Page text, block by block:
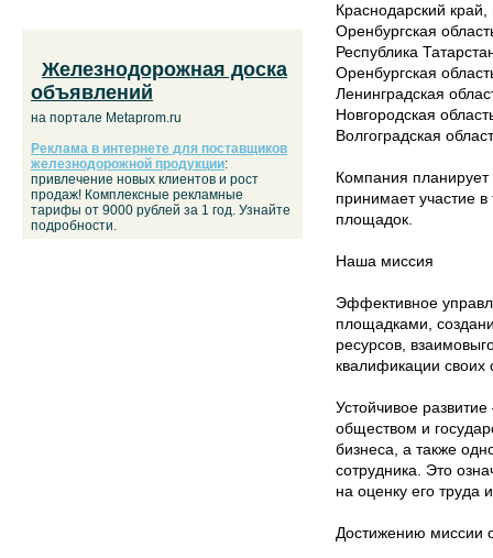
Краснодарский край,
Оренбургская
Республика
Оренбургская
Ленинградская
Новгородская
Волгоградская
Компания планирует
принимает участие
площадок.
Наша миссия
Эффективное
площадками,
ресурсов,
квалификации своих
Устойчивое
обществом и
бизнеса, а также
сотрудника. Это
на оценку его труда
Достижению миссии
Железнодорожная доска
объявлений
на портале Metaprom.ru
Реклама в интернете для поставщиков
железнодорожной продукции:
привлечение новых клиентов и рост
продаж! Комплексные рекламные
тарифы от 9000 рублей за 1 год. Узнайте
подробности.